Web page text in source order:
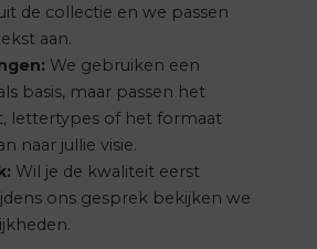
de collectie en we passen
aan.
We gebruiken een
basis, maar passen het
lettertypes of het formaat
naar jullie visie.
Wil je de kwaliteit eerst
ons gesprek bekijken we